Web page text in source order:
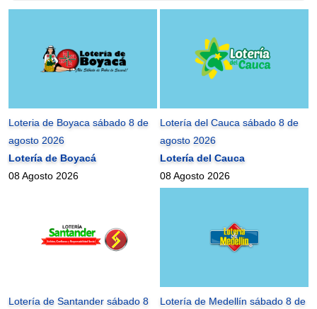
Loteria de Boyaca sábado 8 de
agosto 2026
Lotería de Boyacá
08 Agosto 2026
Lotería del Cauca sábado 8 de
agosto 2026
Lotería del Cauca
08 Agosto 2026
Lotería de Santander sábado 8
Lotería de Medellín sábado 8 de